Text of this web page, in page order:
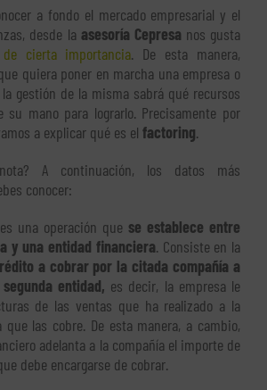
a fondo el mercado empresarial y el
desde la asesoría Cepresa nos gusta
cierta importancia. De esta manera,
quiera poner en marcha una empresa o
gestión de la misma sabrá qué recursos
su mano para lograrlo. Precisamente por
a explicar qué es el factoring.
A continuación, los datos más
conocer:
una operación que se establece entre
y una entidad financiera. Consiste en la
a cobrar por la citada compañía a
entidad, es decir, la empresa le
de las ventas que ha realizado a la
que las cobre. De esta manera, a cambio,
adelanta a la compañía el importe de
debe encargarse de cobrar.